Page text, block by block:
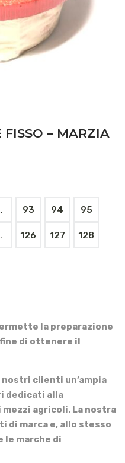
FISSO – MARZIA
93 94 95
126 127 128
la preparazione
di ottenere il
clienti un’ampia
dedicati alla
agricoli. La nostra
di marca e, allo stesso
marche di